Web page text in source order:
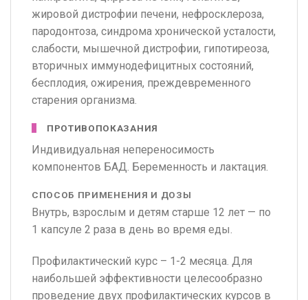
жировой дистрофии печени, нефросклероза,
пародонтоза, синдрома хронической усталости,
слабости, мышечной дистрофии, гипотиреоза,
вторичных иммунодефицитных состояний,
бесплодия, ожирения, преждевременного
старения организма.
ПРОТИВОПОКАЗАНИЯ
Индивидуальная непереносимость
компонентов БАД. Беременность и лактация.
СПОСОБ ПРИМЕНЕНИЯ И ДОЗЫ
Внутрь, взрослым и детям старше 12 лет — по
1 капсуле 2 раза в день во время еды.
Профилактический курс – 1-2 месяца. Для
наибольшей эффективности целесообразно
проведение двух профилактических курсов в